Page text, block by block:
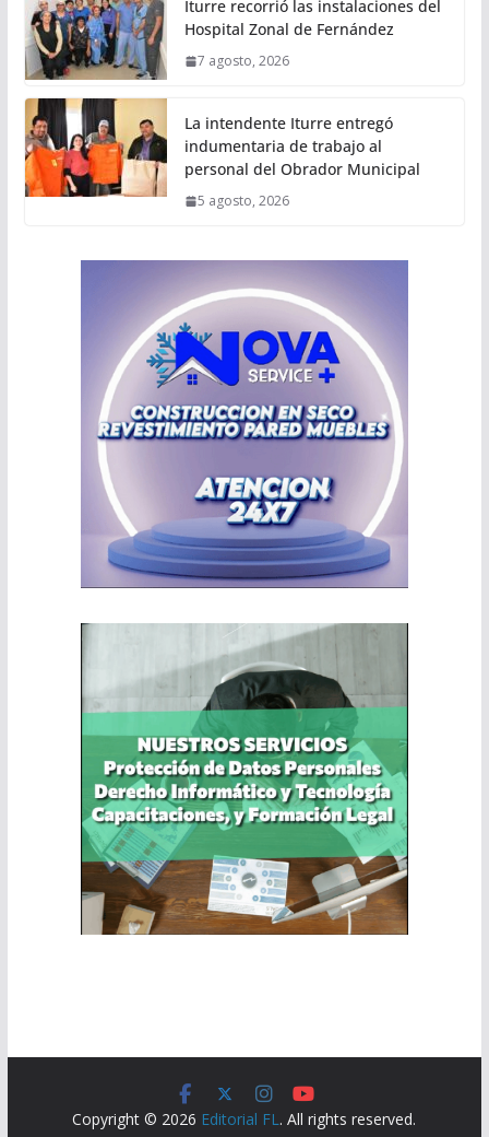
Iturre recorrió las instalaciones del
Hospital Zonal de Fernández
7 agosto, 2026
La intendente Iturre entregó
indumentaria de trabajo al
personal del Obrador Municipal
5 agosto, 2026
Copyright © 2026 Editorial FL. All rights reserved.